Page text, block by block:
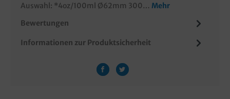
Auswahl: *4oz/100ml Ø62mm 300… Mehr
Bewertungen
Informationen zur Produktsicherheit